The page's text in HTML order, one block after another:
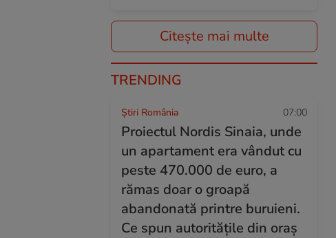
Citește mai multe
TRENDING
Știri România 07:00
Proiectul Nordis Sinaia, unde
un apartament era vândut cu
peste 470.000 de euro, a
rămas doar o groapă
abandonată printre buruieni.
Ce spun autoritățile din oraș